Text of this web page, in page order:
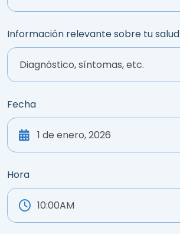
Información relevante sobre tu salud
Fecha
Hora